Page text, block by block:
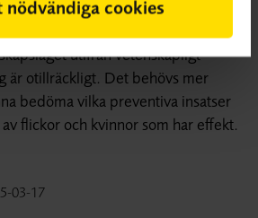
nödvändiga cookies
eller övre
Sammanfattningsvis visar vår
utifrån vetenskapligt
är otillräckligt. Det behövs mer
bedöma vilka preventiva insatser
flickor och kvinnor som har effekt.
03-17